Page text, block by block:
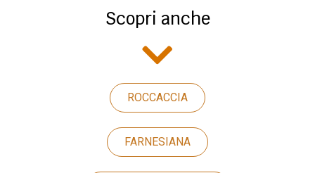
Scopri anche
ROCCACCIA
FARNESIANA